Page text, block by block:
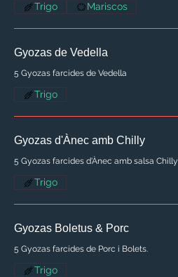
Trigo Mariscos
Gyozas de Vedella
5 Gyozas farcides de Vedella
Trigo
Gyozas d'Ànec amb Chilly
5 Gyozas farcides d'Ànec amb salsa Chilly
Trigo
Gyozas Boletus & Porc
5 Gyozas farcides de Porc i Bolets.
Trigo